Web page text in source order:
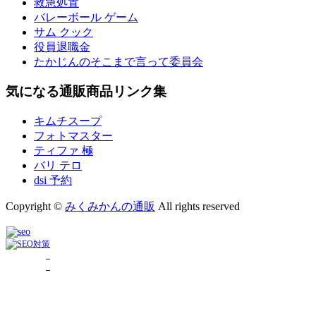
バレーボール ゲーム
サム クック
役員退職金
たかじんのそこまで言って委員会
気になる通販商品リンク集
キムチスープ
フォトマスター
ティファ 極
バリ テロ
dsi 予約
Copyright © みくみかんの通販 All rights reserved